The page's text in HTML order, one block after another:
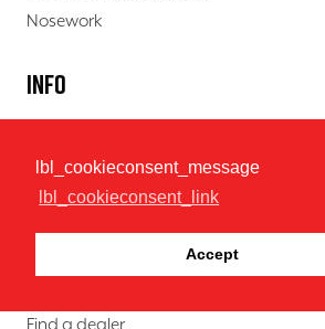
lbl_cookieconsent_message
lbl_cookieconsent_link
Accept
Nosework
Info
K9 Dog Blog
Contact
Dealers
Find a dealer